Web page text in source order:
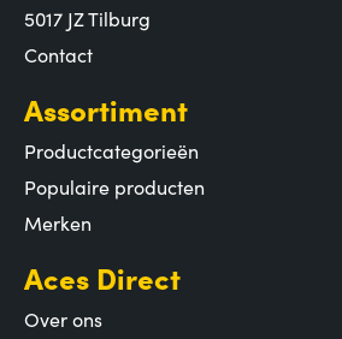
5017 JZ Tilburg
Contact
Assortiment
Productcategorieën
Populaire producten
Merken
Aces Direct
Over ons